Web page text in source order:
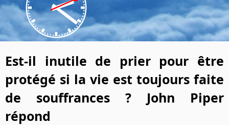
Est-il inutile de prier pour être
protégé si la vie est toujours faite
de souffrances ? John Piper
répond